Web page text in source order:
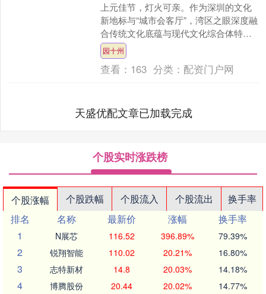
上元佳节，灯火可亲。作为深圳的文化
新地标与“城市会客厅”，湾区之眼深度融
合传统文化底蕴与现代文化综合体特
色，以文化为魂、惠民为本，精心策划
了一系列元宵主题活动，....
园十州
查看： 163 分类： 配资门户网
天盛优配文章已加载完成
个股实时涨跌榜
个股涨幅 个股跌幅 个股流入 个股流出
换手率
排名
名称 最新价 涨幅
换手率
1
N展芯 116.52 396.89% 79.39%
2 锐翔智能 110.02 20.21% 16.80%
3 志特新材 14.8 20.03% 14.18%
4 博腾股份 20.44 20.02% 14.77%